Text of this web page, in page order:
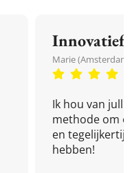
Innovatief
Marie
Ik hou van
methode om
en
hebben!